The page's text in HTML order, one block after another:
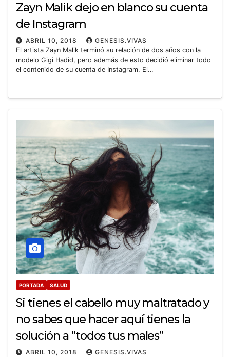
Zayn Malik dejo en blanco su cuenta
de Instagram
ABRIL 10, 2018
GENESIS.VIVAS
El artista Zayn Malik terminó su relación de dos años con la
modelo Gigi Hadid, pero además de esto decidió eliminar todo
el contenido de su cuenta de Instagram. El…
PORTADA SALUD
Si tienes el cabello muy maltratado y
no sabes que hacer aquí tienes la
solución a “todos tus males”
ABRIL 10, 2018
GENESIS.VIVAS